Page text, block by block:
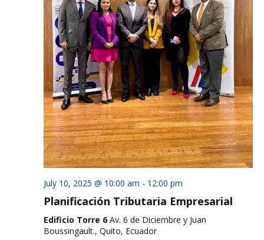
July 10, 2025 @ 10:00 am - 12:00 pm
Planificación Tributaria Empresarial
Edificio Torre 6 Av. 6 de Diciembre y Juan
Boussingault., Quito, Ecuador